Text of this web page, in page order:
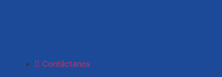
Contáctanos